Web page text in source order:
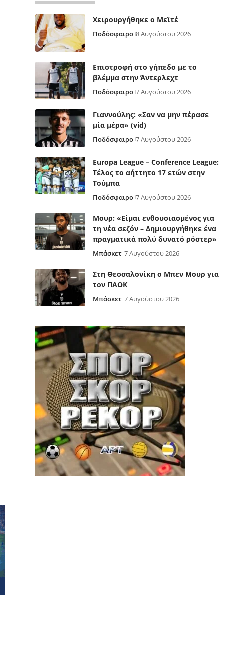
Χειρουργήθηκε ο Μεϊτέ
Ποδόσφαιρο 8 Αυγούστου 2026
Επιστροφή στο γήπεδο με το
βλέμμα στην Άντερλεχτ
Ποδόσφαιρο 7 Αυγούστου 2026
Γιαννούλης: «Σαν να μην πέρασε
μία μέρα» (vid)
Ποδόσφαιρο 7 Αυγούστου 2026
Europa League – Conference League:
Τέλος το αήττητο 17 ετών στην
Τούμπα
Ποδόσφαιρο 7 Αυγούστου 2026
Μουρ: «Είμαι ενθουσιασμένος για
τη νέα σεζόν – Δημιουργήθηκε ένα
πραγματικά πολύ δυνατό ρόστερ»
Μπάσκετ 7 Αυγούστου 2026
Στη Θεσσαλονίκη ο Μπεν Μουρ για
τον ΠΑΟΚ
Μπάσκετ 7 Αυγούστου 2026